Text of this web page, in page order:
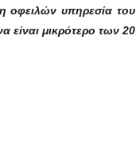
οφειλών υπηρεσία του
είναι μικρότερο των 20